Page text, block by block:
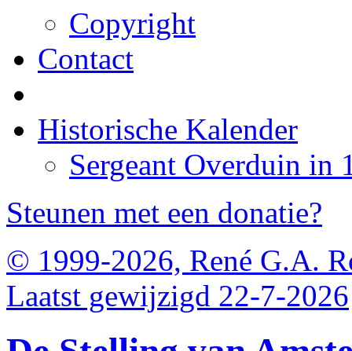
Copyright
Contact
Historische Kalender
Sergeant Overduin in
Steunen met een donatie?
© 1999-2026, René G.A.
Laatst gewijzigd 22-7-2026